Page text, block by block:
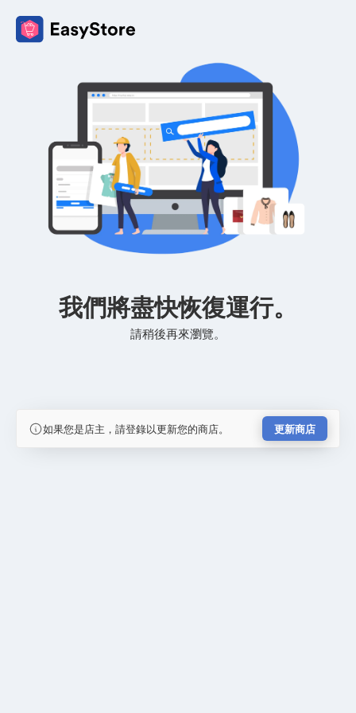
我們將盡快恢復運行。
請稍後再來瀏覽。
如果您是店主，請登錄以更新您的商店。 更新商店